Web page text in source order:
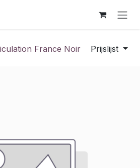
France Noir Prijslijst